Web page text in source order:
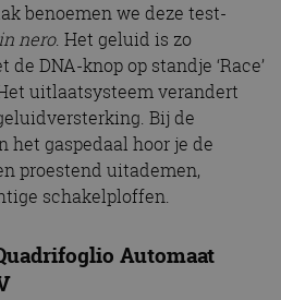
benoemen we deze test-
nero. Het geluid is zo
DNA-knop op standje ‘Race’
uitlaatsysteem verandert
Bij de
het gaspedaal hoor je de
proestend uitademen,
schakelploffen.
Automaat